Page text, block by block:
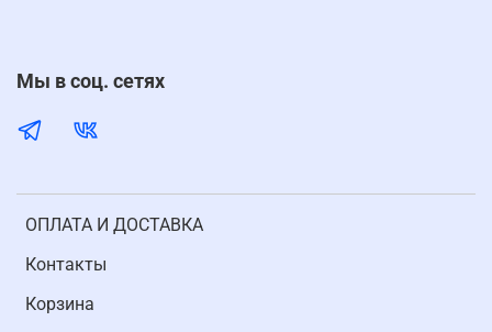
ОПЛАТА И ДОСТАВКА
Контакты
Корзина
Мы в соц. сетях